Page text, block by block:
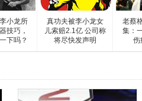
小龙所
技巧，
下吗？
真功夫被李小龙女
儿索赔2.1亿 公司称
将尽快发声明
老蔡
集：
伤